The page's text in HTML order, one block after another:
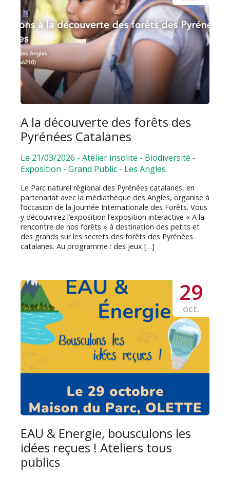
A la découverte des forêts des
Pyrénées Catalanes
Le 21/03/2026 - Atelier insolite - Biodiversité -
Exposition - Grand Public - Les Angles
Le Parc naturel régional des Pyrénées catalanes, en
partenariat avec la médiathèque des Angles, organise à
l’occasion de la Journée Internationale des Forêts. Vous
y découvrirez l’exposition l’exposition interactive « A la
rencontre de nos forêts » à destination des petits et
des grands sur les secrets des forêts des Pyrénées
catalanes. Au programme : des jeux […]
29
oct.
EAU & Energie, bousculons les
idées reçues ! Ateliers tous
publics